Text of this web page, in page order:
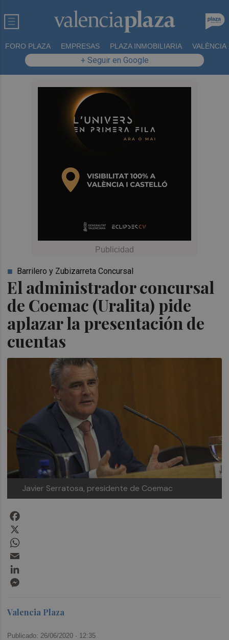
FORO PLAZA EMPRESAS PLAZA INMOBILIARIA VALÈNCIA
+ Seguir en Google
El administrador concursal
de Coemac (Uralita) pide
aplazar la presentación de
cuentas
Barrilero y Zubizarreta Concursal
Javier Serratosa, presidente de Coemac
Valencia Plaza
Publicado: 26/06/2020 · 12:35